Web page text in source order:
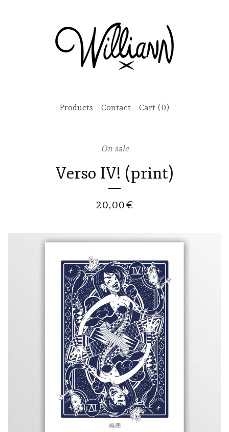
Products Contact Cart (0)
On sale
Verso IV! (print)
20,00€